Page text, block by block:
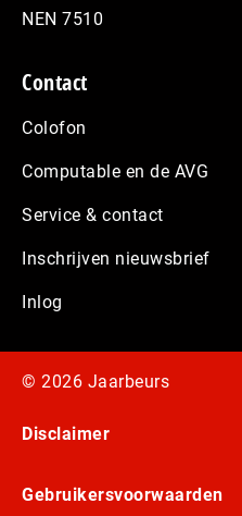
NEN 7510
Contact
Colofon
Computable en de AVG
Service & contact
Inschrijven nieuwsbrief
Inlog
© 2026 Jaarbeurs
Disclaimer
Gebruikersvoorwaarden